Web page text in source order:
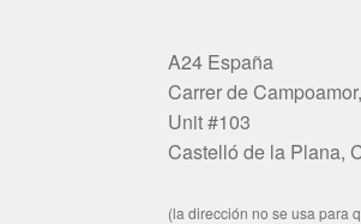
A24 España
Carrer de
Unit #103
Castelló de la Plana,
(la dirección no se usa para